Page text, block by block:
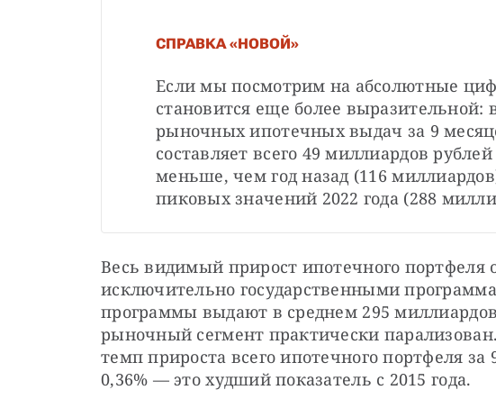
СПРАВКА «НОВОЙ»
Если мы посмотрим на абсолютные
становится еще более выразительной:
рыночных ипотечных выдач за 9
составляет всего 49 миллиардов
меньше, чем год назад (116
пиковых значений 2022 года (288
Весь видимый прирост ипотечного портфеля
исключительно государственными
программы выдают в среднем 295
рыночный сегмент практически
темп прироста всего ипотечного портфеля
0,36% — это худший показатель с 2015 года.